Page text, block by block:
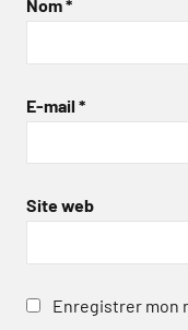
Nom*
E-mail *
Site web
Enregistrer mon